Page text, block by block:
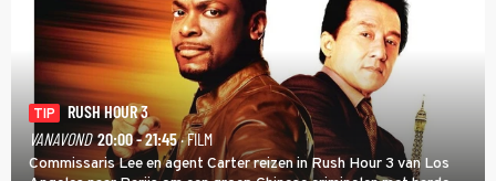
TIP
RUSH HOUR 3
VANAVOND 20:00 - 21:45· FILM
Commissaris Lee en agent Carter reizen in Rush Hour 3 van Los